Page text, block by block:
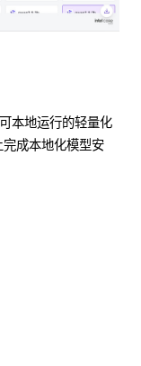
本地运行的轻量化
成本地化模型安